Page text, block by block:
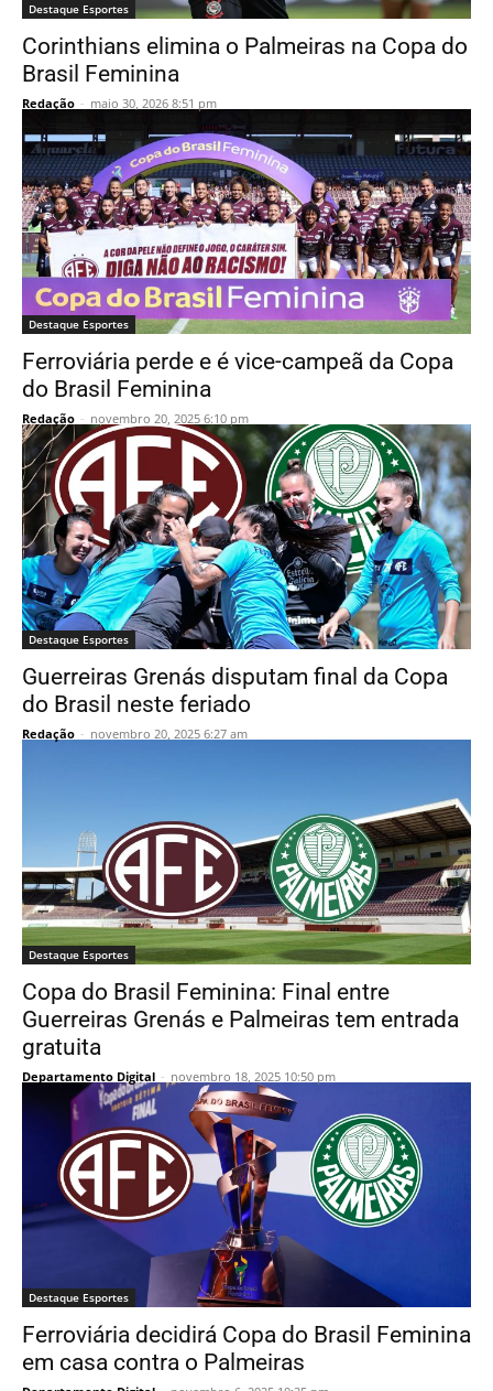
Destaque Esportes
Corinthians elimina o Palmeiras na Copa do
Brasil Feminina
Redação - maio 30, 2026 8:51 pm
Destaque Esportes
Ferroviária perde e é vice-campeã da Copa
do Brasil Feminina
Redação - novembro 20, 2025 6:10 pm
Destaque Esportes
Guerreiras Grenás disputam final da Copa
do Brasil neste feriado
Redação - novembro 20, 2025 6:27 am
Destaque Esportes
Copa do Brasil Feminina: Final entre
Guerreiras Grenás e Palmeiras tem entrada
gratuita
Departamento Digital - novembro 18, 2025 10:50 pm
Destaque Esportes
Ferroviária decidirá Copa do Brasil Feminina
em casa contra o Palmeiras